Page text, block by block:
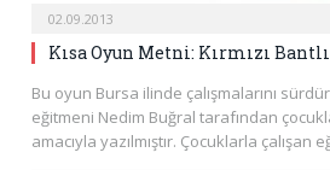
02.09.2013
Kısa Oyun Metni: Kırmızı
Bu oyun Bursa ilinde çalışmalarını
eğitmeni Nedim Buğral tarafından
amacıyla yazılmıştır. Çocuklarla